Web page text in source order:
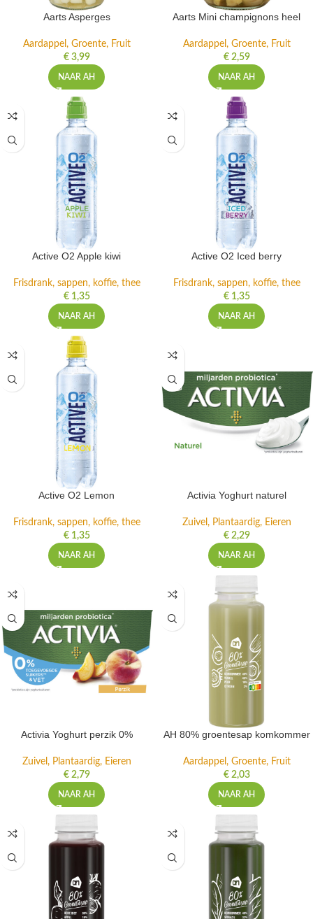
Aarts Asperges
Aardappel, Groente, Fruit
€3,99
NAAR AH
Aarts Mini champignons heel
Aardappel, Groente, Fruit
€2,59
NAAR AH
Active O2 Apple kiwi
Frisdrank, sappen, koffie, thee
€1,35
NAAR AH
Active O2 Iced berry
Frisdrank, sappen, koffie, thee
€1,35
NAAR AH
Active O2 Lemon
Frisdrank, sappen, koffie, thee
€1,35
NAAR AH
Activia Yoghurt naturel
Zuivel, Plantaardig, Eieren
€2,29
NAAR AH
Activia Yoghurt perzik 0%
Zuivel, Plantaardig, Eieren
€2,79
NAAR AH
AH 80% groentesap komkommer
Aardappel, Groente, Fruit
€2,03
NAAR AH